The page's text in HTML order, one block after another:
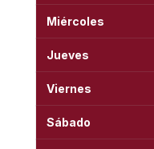
Miércoles
Jueves
Viernes
Sábado